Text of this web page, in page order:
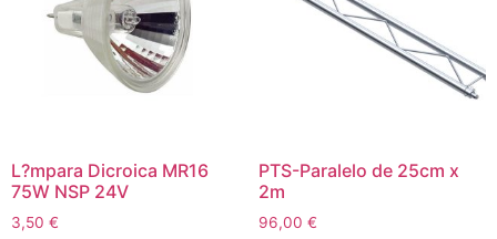
L?mpara Dicroica MR16
75W NSP 24V
3,50 €
PTS-Paralelo de 25cm x
2m
96,00 €